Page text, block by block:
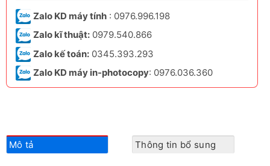
Zalo KD máy tính : 0976.996.198
Zalo kĩ thuật: 0979.540.866
Zalo kế toán: 0345.393.293
Zalo KD máy in-photocopy: 0976.036.360
Mô tả Thông tin bổ sung